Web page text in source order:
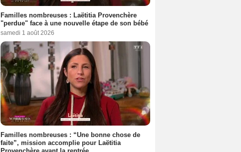
Familles nombreuses : Laëtitia Provenchère
"perdue" face à une nouvelle étape de son bébé
samedi 1 août 2026
Familles nombreuses : “Une bonne chose de
faite”, mission accomplie pour Laëtitia